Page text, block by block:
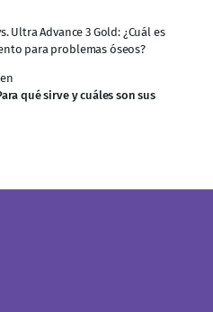
Ultra Advance 3 Gold: ¿Cuál es
para problemas óseos?
en
qué sirve y cuáles son sus